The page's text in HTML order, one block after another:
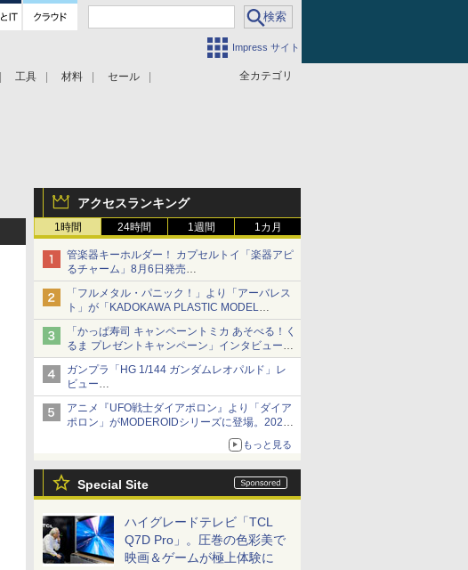
Impress サイト
全カテゴリ
工具 材料 セール
アクセスランキング
1時間 24時間 1週間 1カ月
管楽器キーホルダー！ カプセルトイ「楽器アピ
るチャーム」8月6日発売
チューバ、テナサクなど5種各3色
「フルメタル・パニック！」より「アーバレス
ト」が「KADOKAWA PLASTIC MODEL
SERIES」から1/48スケールで登場！
「かっぱ寿司 キャンペーントミカ あそべる！く
るま プレゼントキャンペーン」インタビュー
子どもが楽しめるかっぱ寿司ならではの体験と
コラボの楽しさを追求
ガンプラ「HG 1/144 ガンダムレオパルド」レ
ビュー
『機動新世紀ガンダムX』30周年！インナーア
ームガトリングの変形機構まで再現し最新フォ
ーマットでキット化！
アニメ『UFO戦士ダイアポロン』より「ダイア
ポロン」がMODEROIDシリーズに登場。2027
もっと見る
Special Site
ハイグレードテレビ「TCL
Q7D Pro」。圧巻の色彩美で
映画＆ゲームが極上体験に